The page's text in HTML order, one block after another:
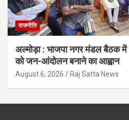
राजनीति
अल्मोड़ा : भाजपा नगर मंडल बैठक में
को जन-आंदोलन बनाने का आह्वान
August 6, 2026 Raj Satta News